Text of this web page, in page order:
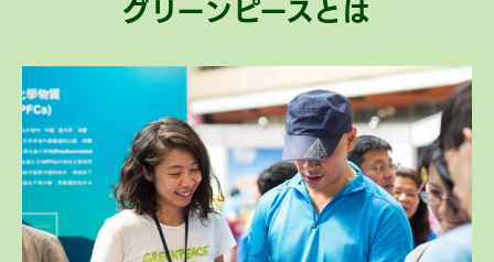
グリーンピースとは